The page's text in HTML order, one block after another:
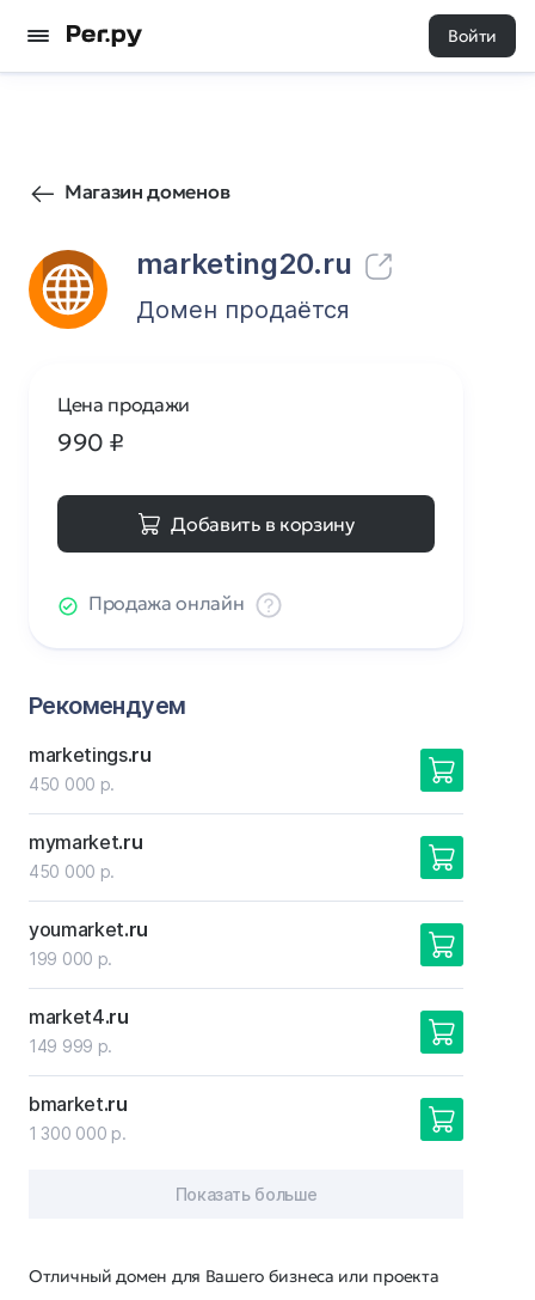
Войти
Магазин доменов
marketing20.ru
1 0
Домен продаётся
Отличный домен для Вашего бизнеса или проекта
Цена продажи
990 ₽
Добавить в корзину
Продажа онлайн
Рекомендуем
marketings.ru
450 000 р.
mymarket.ru
450 000 р.
youmarket.ru
199 000 р.
market4.ru
149 999 р.
bmarket.ru
1 300 000 р.
Показать больше